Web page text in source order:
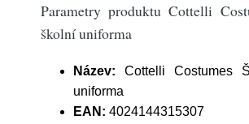
Parametry produktu Cottelli
školní uniforma
Název: Cottelli Costumes
uniforma
EAN: 4024144315307